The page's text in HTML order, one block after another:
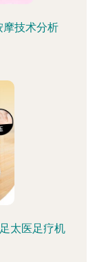
摩技术分析
太医足疗机